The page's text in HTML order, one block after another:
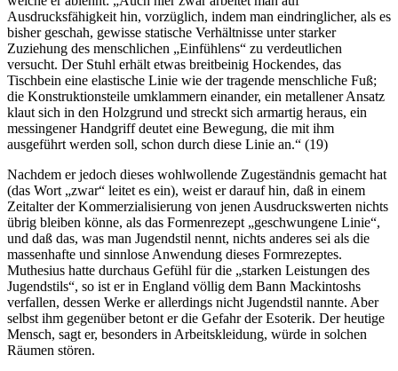
Ausdrucksfähigkeit hin, vorzüglich, indem man eindringlicher, als es
bisher geschah, gewisse statische Verhältnisse unter starker
Zuziehung des menschlichen „Einfühlens“ zu verdeutlichen
versucht. Der Stuhl erhält etwas breitbeinig Hockendes, das
Tischbein eine elastische Linie wie der tragende menschliche Fuß;
die Konstruktionsteile umklammern einander, ein metallener Ansatz
klaut sich in den Holzgrund und streckt sich armartig heraus, ein
messingener Handgriff deutet eine Bewegung, die mit ihm
ausgeführt werden soll, schon durch diese Linie an.“ (19)
Nachdem er jedoch dieses wohlwollende Zugeständnis gemacht hat
(das Wort „zwar“ leitet es ein), weist er darauf hin, daß in einem
Zeitalter der Kommerzialisierung von jenen Ausdruckswerten nichts
übrig bleiben könne, als das Formenrezept „geschwungene Linie“,
und daß das, was man Jugendstil nennt, nichts anderes sei als die
massenhafte und sinnlose Anwendung dieses Formrezeptes.
Muthesius hatte durchaus Gefühl für die „starken Leistungen des
Jugendstils“, so ist er in England völlig dem Bann Mackintoshs
verfallen, dessen Werke er allerdings nicht Jugendstil nannte. Aber
selbst ihm gegenüber betont er die Gefahr der Esoterik. Der heutige
Mensch, sagt er, besonders in Arbeitskleidung, würde in solchen
Räumen stören.